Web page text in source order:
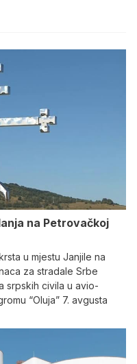
na Petrovačkoj
u mjestu Janjile na
za stradale Srbe
srpskih civila u avio-
“Oluja” 7. avgusta